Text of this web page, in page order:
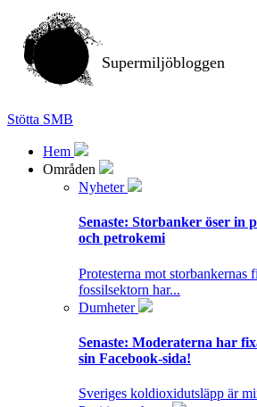
Supermiljöbloggen
Stötta SMB
Hem
Områden
Nyheter
Senaste: Storbanker öser in
och petrokemi
Protesterna mot storbankernas
fossilsektorn har...
Dumheter
Senaste: Moderaterna har
sin Facebook-sida!
Sveriges koldioxidutsläpp är